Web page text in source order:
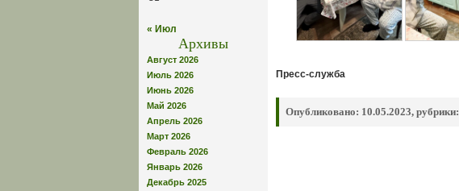
« Июл
Архивы
Август 2026
Июль 2026
Июнь 2026
Май 2026
Апрель 2026
Март 2026
Февраль 2026
Январь 2026
Декабрь 2025
Пресс-служба
Опубликовано: 10.05.2023, рубрики: